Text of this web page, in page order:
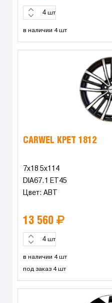
шт
в наличии 4 шт
CARWEL КРЕТ 1812
7x18 5x114
DIA67.1 ET45
Цвет: ABT
13 560
шт
в наличии 4 шт
под заказ 4 шт